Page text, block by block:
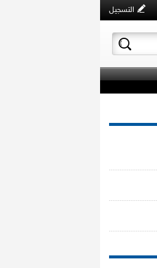
التسجيل